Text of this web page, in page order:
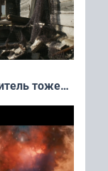
тоже…